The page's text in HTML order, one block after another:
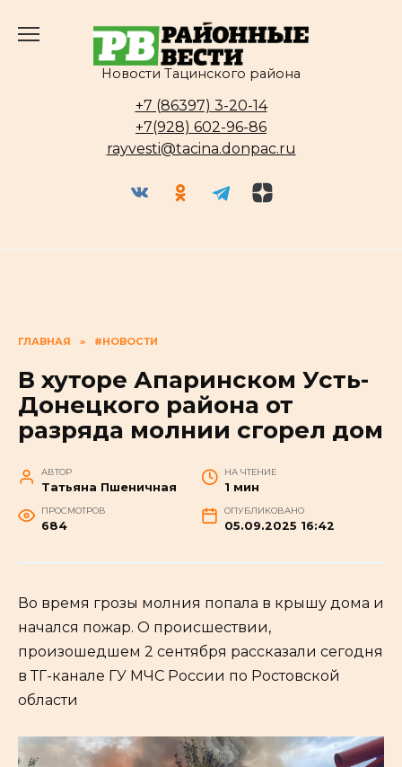
Новости Тацинского района
+7 (86397) 3-20-14
+7(928) 602-96-86
rayvesti@tacina.donpac.ru
ГЛАВНАЯ » #НОВОСТИ
В хуторе Апаринском Усть-
Донецкого района от
разряда молнии сгорел дом
АВТОР
Татьяна Пшеничная
НА ЧТЕНИЕ
1 мин
ПРОСМОТРОВ
684
ОПУБЛИКОВАНО
05.09.2025 16:42
Во время грозы молния попала в крышу дома и
начался пожар. О происшествии,
произошедшем 2 сентября рассказали сегодня
в ТГ-канале ГУ МЧС России по Ростовской
области